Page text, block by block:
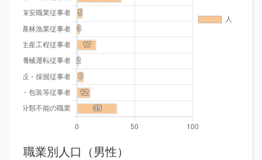
職業別人口（男性）